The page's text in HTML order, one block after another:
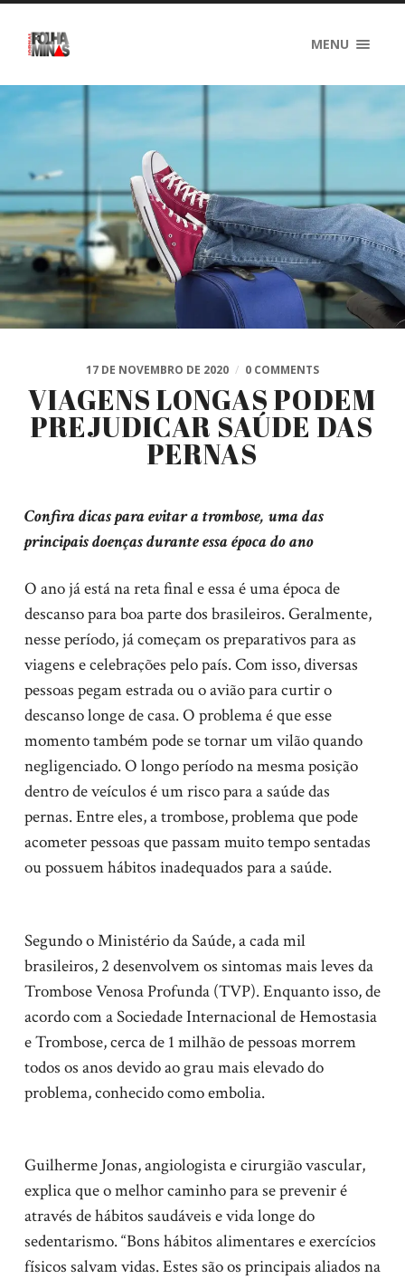
MENU
17 DE NOVEMBRO DE 2020 / 0 COMMENTS
VIAGENS LONGAS PODEM
PREJUDICAR SAÚDE DAS
PERNAS
Confira dicas para evitar a trombose, uma das
principais doenças durante essa época do ano
O ano já está na reta final e essa é uma época de
descanso para boa parte dos brasileiros. Geralmente,
nesse período, já começam os preparativos para as
viagens e celebrações pelo país. Com isso, diversas
pessoas pegam estrada ou o avião para curtir o
descanso longe de casa. O problema é que esse
momento também pode se tornar um vilão quando
negligenciado. O longo período na mesma posição
dentro de veículos é um risco para a saúde das
pernas. Entre eles, a trombose, problema que pode
acometer pessoas que passam muito tempo sentadas
ou possuem hábitos inadequados para a saúde.
Segundo o Ministério da Saúde, a cada mil
brasileiros, 2 desenvolvem os sintomas mais leves da
Trombose Venosa Profunda (TVP). Enquanto isso, de
acordo com a Sociedade Internacional de Hemostasia
e Trombose, cerca de 1 milhão de pessoas morrem
todos os anos devido ao grau mais elevado do
problema, conhecido como embolia.
Guilherme Jonas, angiologista e cirurgião vascular,
explica que o melhor caminho para se prevenir é
através de hábitos saudáveis e vida longe do
sedentarismo. “Bons hábitos alimentares e exercícios
físicos salvam vidas. Estes são os principais aliados na